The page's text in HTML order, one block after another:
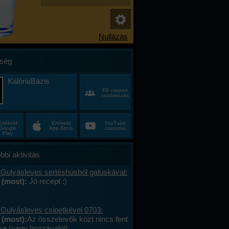
KalóriaBázis
FB csoport
csatlakozás
Play
Értékeld
App Store
YouTube
csatorna
aktivitás
sertéshúsból galuskával:
Jó recept :)
csipetkével 0703:
Az összetevők közt nincs fent